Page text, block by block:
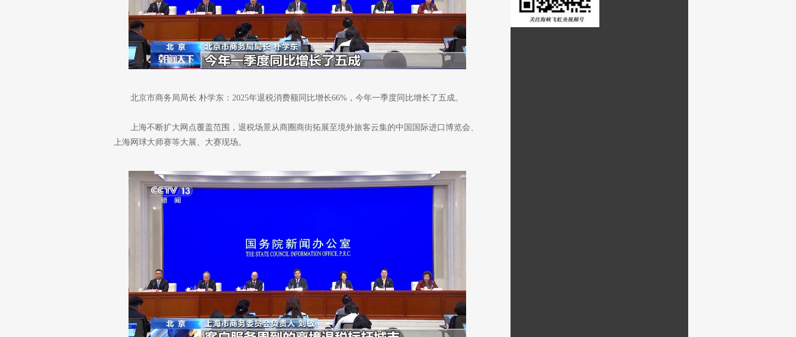
北京市商务局局长 朴学东：2025年退税消费额同比增长66%，今年一季度同比增长了五成。
上海不断扩大网点覆盖范围，退税场景从商圈商街拓展至境外旅客云集的中国国际进口博览会、
上海网球大师赛等大展、大赛现场。